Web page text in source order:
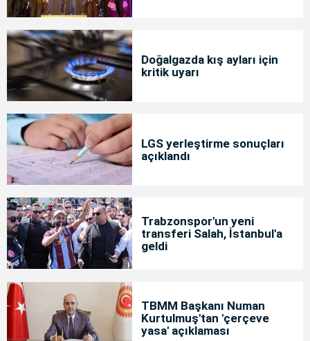
Doğalgazda kış ayları için
kritik uyarı
LGS yerleştirme sonuçları
açıklandı
Trabzonspor'un yeni
transferi Salah, İstanbul'a
geldi
TBMM Başkanı Numan
Kurtulmuş'tan 'çerçeve
yasa' açıklaması